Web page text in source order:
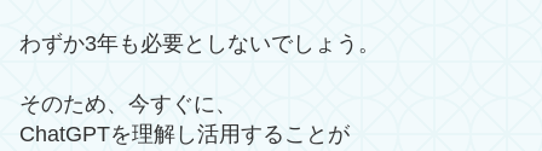
わずか3年も必要としないでしょう。
そのため、今すぐに、
ChatGPTを理解し活用することが